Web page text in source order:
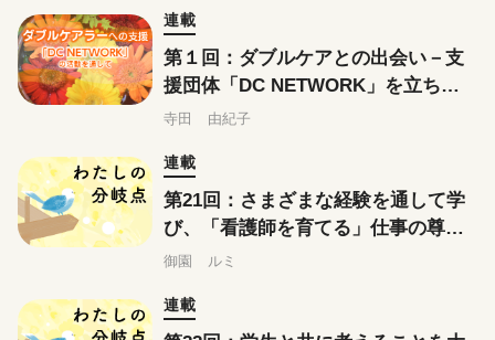
連載
第１回：ダブルケアとの出会い－支
援団体「DC NETWORK」を立ち上
げて
寺田 由紀子
連載
第21回：さまざまな経験を通して学
び、「看護師を育てる」仕事の尊さ
を実感する
御園 ルミ
連載